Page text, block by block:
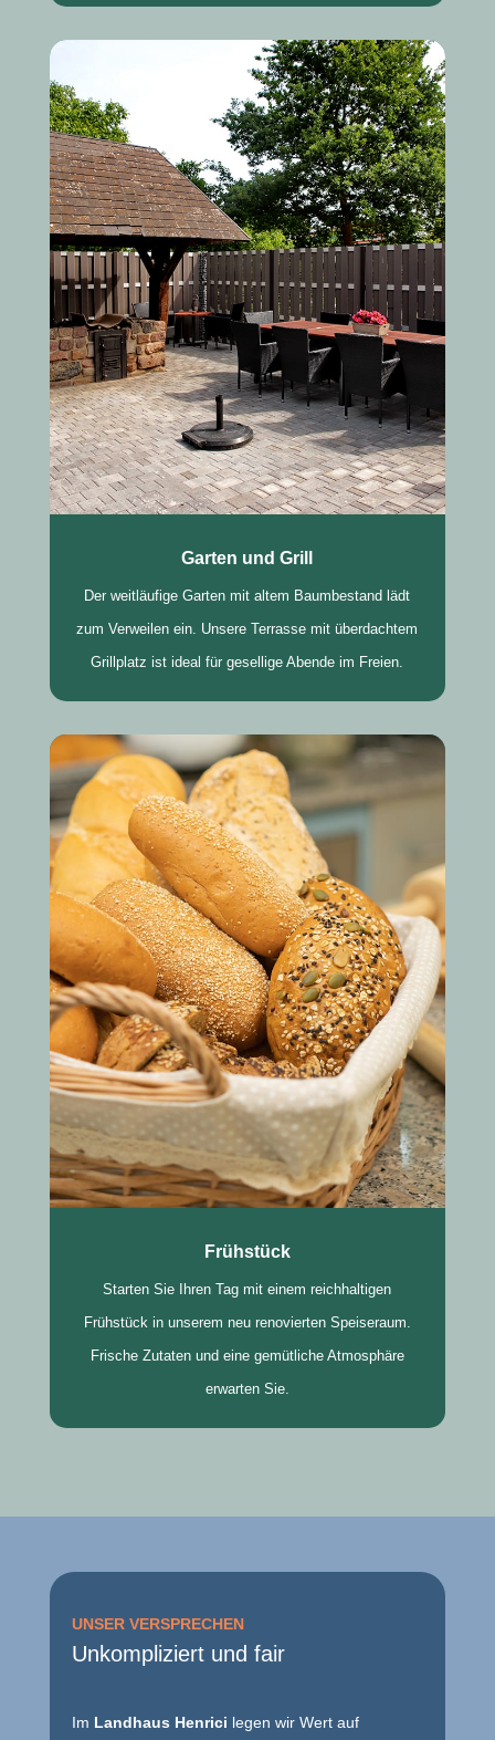
Garten und Grill
Der weitläufige Garten mit altem Baumbestand lädt
zum Verweilen ein. Unsere Terrasse mit überdachtem
Grillplatz ist ideal für gesellige Abende im Freien.
Frühstück
Starten Sie Ihren Tag mit einem reichhaltigen
Frühstück in unserem neu renovierten Speiseraum.
Frische Zutaten und eine gemütliche Atmosphäre
erwarten Sie.
UNSER VERSPRECHEN
Unkompliziert und fair
Im Landhaus Henrici legen wir Wert auf